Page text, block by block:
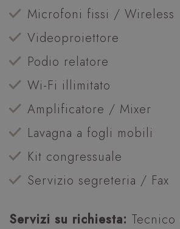
Microfoni fissi / Wireless
Videoproiettore
Podio relatore
Wi-Fi illimitato
Amplificatore / Mixer
Lavagna a fogli mobili
Kit congressuale
Servizio segreteria / Fax
Servizi su richiesta: